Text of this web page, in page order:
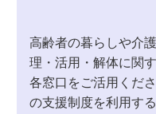
高齢者の暮らしや介
理・活用・解体に関
各窓口をご活用くだ
の支援制度を利用す